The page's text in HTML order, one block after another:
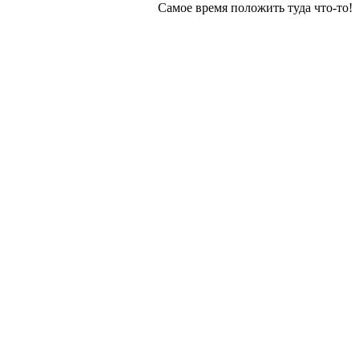
Самое время положить туда что-то!